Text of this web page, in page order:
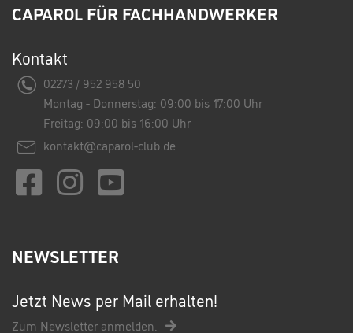
CAPAROL FÜR FACHHANDWERKER
Kontakt
02273 / 952 958 50
Montag - Donnerstag: 09:00 bis 17:00 Uhr
Freitag: 09:00 bis 16:00 Uhr
kontakt@caparol-club.de
NEWSLETTER
Jetzt News per Mail erhalten!
Zum Newsletter anmelden.